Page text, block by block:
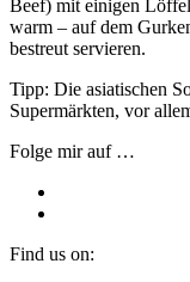
Beef) mit einigen
warm – auf dem
bestreut servieren.
Tipp: Die asiatischen
Supermärkten, vor
Folge mir auf …
Find us on: